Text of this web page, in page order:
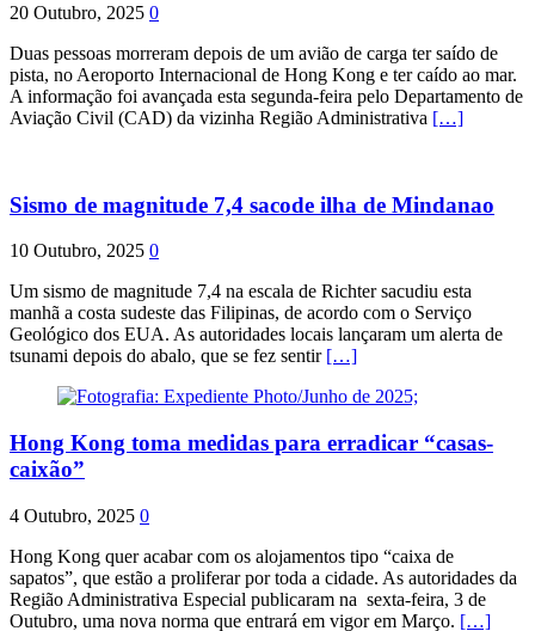
20 Outubro, 2025 0
Duas pessoas morreram depois de um avião de carga ter saído de
pista, no Aeroporto Internacional de Hong Kong e ter caído ao mar.
A informação foi avançada esta segunda-feira pelo Departamento de
Aviação Civil (CAD) da vizinha Região Administrativa […]
Sismo de magnitude 7,4 sacode ilha de Mindanao
10 Outubro, 2025 0
Um sismo de magnitude 7,4 na escala de Richter sacudiu esta
manhã a costa sudeste das Filipinas, de acordo com o Serviço
Geológico dos EUA. As autoridades locais lançaram um alerta de
tsunami depois do abalo, que se fez sentir […]
Hong Kong toma medidas para erradicar “casas-
caixão”
4 Outubro, 2025 0
Hong Kong quer acabar com os alojamentos tipo “caixa de
sapatos”, que estão a proliferar por toda a cidade. As autoridades da
Região Administrativa Especial publicaram na sexta-feira, 3 de
Outubro, uma nova norma que entrará em vigor em Março. […]